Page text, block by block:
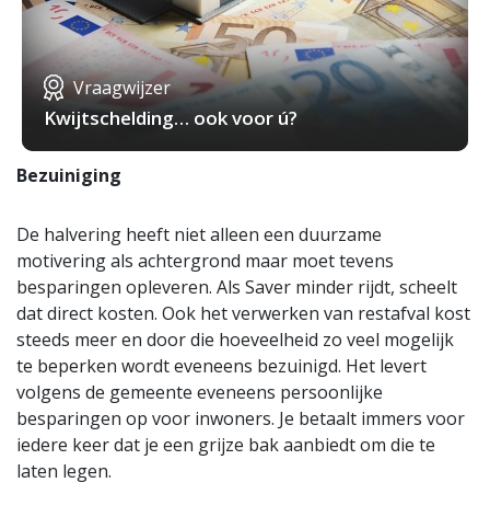
Vraagwijzer
Kwijtschelding… ook voor ú?
Bezuiniging
De halvering heeft niet alleen een duurzame
motivering als achtergrond maar moet tevens
besparingen opleveren. Als Saver minder rijdt, scheelt
dat direct kosten. Ook het verwerken van restafval kost
steeds meer en door die hoeveelheid zo veel mogelijk
te beperken wordt eveneens bezuinigd. Het levert
volgens de gemeente eveneens persoonlijke
besparingen op voor inwoners. Je betaalt immers voor
iedere keer dat je een grijze bak aanbiedt om die te
laten legen.